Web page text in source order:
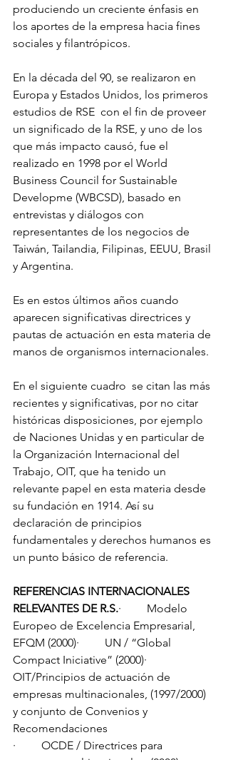
produciendo un creciente énfasis en
los aportes de la empresa hacia fines
sociales y filantrópicos.
En la década del 90, se realizaron en
Europa y Estados Unidos, los primeros
estudios de RSE  con el fin de proveer
un significado de la RSE, y uno de los
que más impacto causó, fue el
realizado en 1998 por el World
Business Council for Sustainable
Developme (WBCSD), basado en
entrevistas y diálogos con
representantes de los negocios de
Taiwán, Tailandia, Filipinas, EEUU, Brasil
y Argentina.
Es en estos últimos años cuando
aparecen significativas directrices y
pautas de actuación en esta materia de
manos de organismos internacionales.
En el siguiente cuadro  se citan las más
recientes y significativas, por no citar
históricas disposiciones, por ejemplo
de Naciones Unidas y en particular de
la Organización Internacional del
Trabajo, OIT, que ha tenido un
relevante papel en esta materia desde
su fundación en 1914. Así su
declaración de principios
fundamentales y derechos humanos es
un punto básico de referencia.
REFERENCIAS INTERNACIONALES
RELEVANTES DE R.S.·         Modelo
Europeo de Excelencia Empresarial,
EFQM (2000)·         UN / “Global
Compact Iniciative” (2000)·
OIT/Principios de actuación de
empresas multinacionales, (1997/2000)
y conjunto de Convenios y
Recomendaciones
·         OCDE / Directrices para